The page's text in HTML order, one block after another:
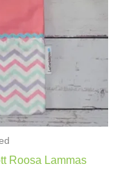
Roosa Lammas